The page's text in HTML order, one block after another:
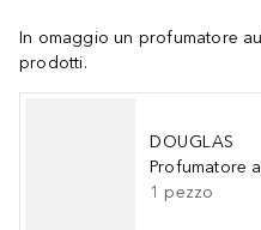
In omaggio un profumatore
prodotti.
DOUGLAS
Profumatore
1 pezzo